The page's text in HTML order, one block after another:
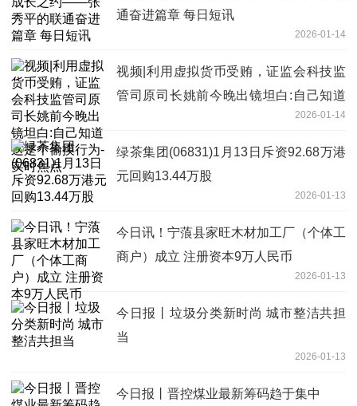
通奋进篇章 每日短讯
2026-01-14
视频|利用虚拟货币受贿，证监会科技监
管司原司长姚前今晚出镜坦白:自己知道
2026-01-14
绿茶集团(06831)1月13日斥资92.68万港
元回购13.44万股
2026-01-13
今日讯！宁蒗县家旺木材加工厂（个体工
商户）成立 注册资本9万人民币
2026-01-13
今日报丨垃圾分类新时尚 城市整洁共担
当
2026-01-13
今日报丨晋控煤业最新筹码趋于集中